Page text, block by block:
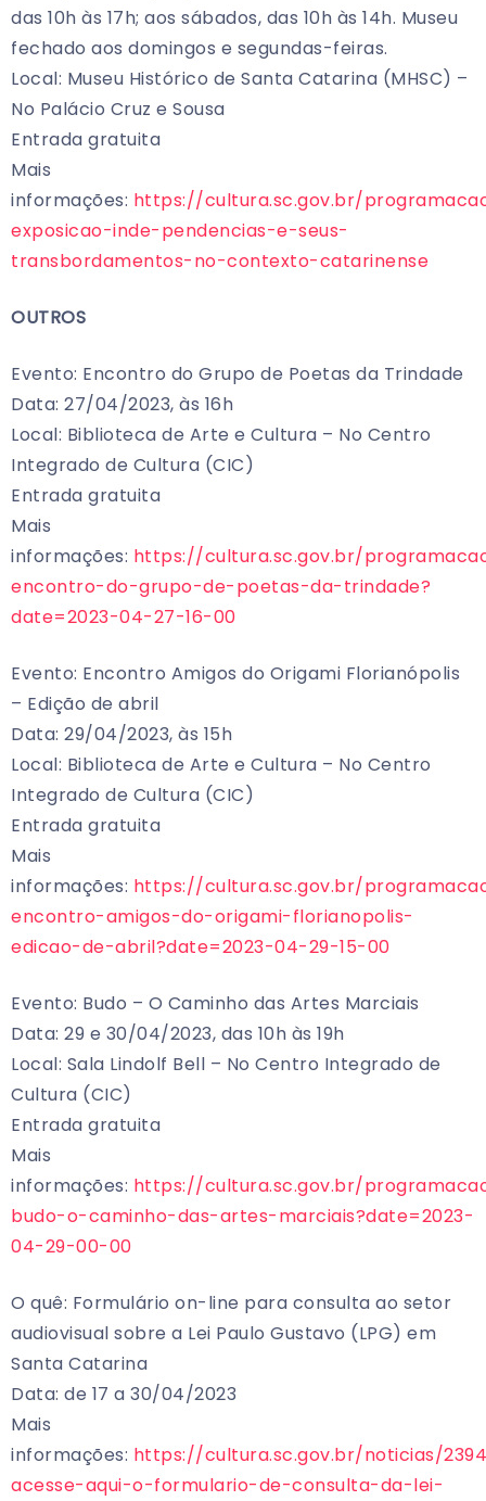
das 10h às 17h; aos sábados, das 10h às 14h. Museu
fechado aos domingos e segundas-feiras.
Local: Museu Histórico de Santa Catarina (MHSC) –
No Palácio Cruz e Sousa
Entrada gratuita
Mais
informações: https://cultura.sc.gov.br/
exposicao-inde-pendencias-e-seus-
transbordamentos-no-contexto-catarinense
OUTROS
Evento: Encontro do Grupo de Poetas da Trindade
Data: 27/04/2023, às 16h
Local: Biblioteca de Arte e Cultura – No Centro
Integrado de Cultura (CIC)
Entrada gratuita
Mais
informações: https://cultura.sc.gov.br/
encontro-do-grupo-de-poetas-da-trindade?
date=2023-04-27-16-00
Evento: Encontro Amigos do Origami Florianópolis
– Edição de abril
Data: 29/04/2023, às 15h
Local: Biblioteca de Arte e Cultura – No Centro
Integrado de Cultura (CIC)
Entrada gratuita
Mais
informações: https://cultura.sc.gov.br/
encontro-amigos-do-origami-florianopolis-
edicao-de-abril?date=2023-04-29-15-00
Evento: Budo – O Caminho das Artes Marciais
Data: 29 e 30/04/2023, das 10h às 19h
Local: Sala Lindolf Bell – No Centro Integrado de
Cultura (CIC)
Entrada gratuita
Mais
informações: https://cultura.sc.gov.br/
budo-o-caminho-das-artes-marciais?date=2023-
04-29-00-00
O quê: Formulário on-line para consulta ao setor
audiovisual sobre a Lei Paulo Gustavo (LPG) em
Santa Catarina
Data: de 17 a 30/04/2023
Mais
informações: https://cultura.sc.gov.br/noticias/
acesse-aqui-o-formulario-de-consulta-da-lei-